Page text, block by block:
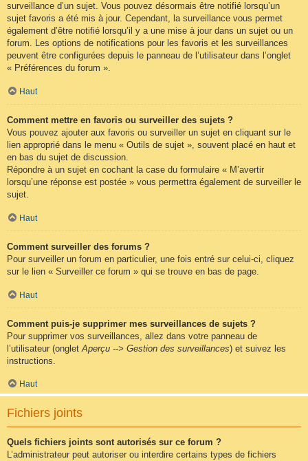
surveillance d’un sujet. Vous pouvez désormais être notifié lorsqu’un
sujet favoris a été mis à jour. Cependant, la surveillance vous permet
également d’être notifié lorsqu’il y a une mise à jour dans un sujet ou un
forum. Les options de notifications pour les favoris et les surveillances
peuvent être configurées depuis le panneau de l’utilisateur dans l’onglet
« Préférences du forum ».
Haut
Comment mettre en favoris ou surveiller des sujets ?
Vous pouvez ajouter aux favoris ou surveiller un sujet en cliquant sur le
lien approprié dans le menu « Outils de sujet », souvent placé en haut et
en bas du sujet de discussion.
Répondre à un sujet en cochant la case du formulaire « M’avertir
lorsqu’une réponse est postée » vous permettra également de surveiller le
sujet.
Haut
Comment surveiller des forums ?
Pour surveiller un forum en particulier, une fois entré sur celui-ci, cliquez
sur le lien « Surveiller ce forum » qui se trouve en bas de page.
Haut
Comment puis-je supprimer mes surveillances de sujets ?
Pour supprimer vos surveillances, allez dans votre panneau de
l’utilisateur (onglet Aperçu --> Gestion des surveillances) et suivez les
instructions.
Haut
Fichiers joints
Quels fichiers joints sont autorisés sur ce forum ?
L’administrateur peut autoriser ou interdire certains types de fichiers